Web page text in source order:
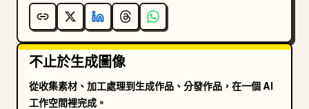
不止於生成圖像
從收集素材、加工處理到生成作品、分發作品，在一個 AI
工作空間裡完成。